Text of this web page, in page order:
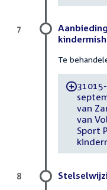
Te
-
van
van
Sport
7
8